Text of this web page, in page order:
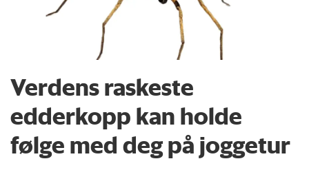
Verdens raskeste
edderkopp kan holde
følge med deg på joggetur